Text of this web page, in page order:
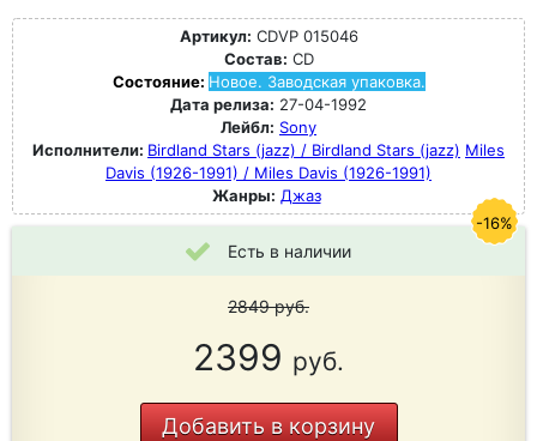
Артикул: CDVP 015046
Состав: CD
Состояние: Новое. Заводская упаковка.
Дата релиза: 27-04-1992
Лейбл: Sony
Исполнители: Birdland Stars (jazz) / Birdland Stars (jazz) Miles
Davis (1926-1991) / Miles Davis (1926-1991)
Жанры: Джаз
Есть в наличии
2849руб.
2399 руб.
Добавить в корзину
-16%